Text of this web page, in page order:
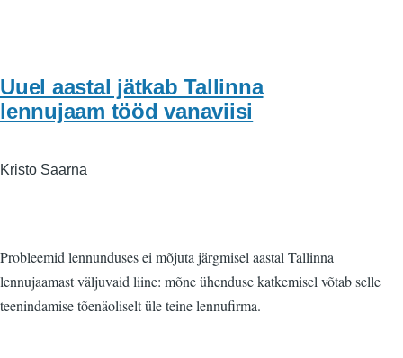
Uuel aastal jätkab Tallinna
lennujaam tööd vanaviisi
Kristo Saarna
Probleemid lennunduses ei mõjuta järgmisel aastal Tallinna
lennujaamast väljuvaid liine: mõne ühenduse katkemisel võtab selle
teenindamise tõenäoliselt üle teine lennufirma.